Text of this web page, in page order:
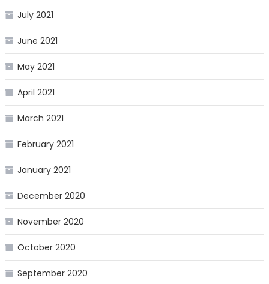
July 2021
June 2021
May 2021
April 2021
March 2021
February 2021
January 2021
December 2020
November 2020
October 2020
September 2020